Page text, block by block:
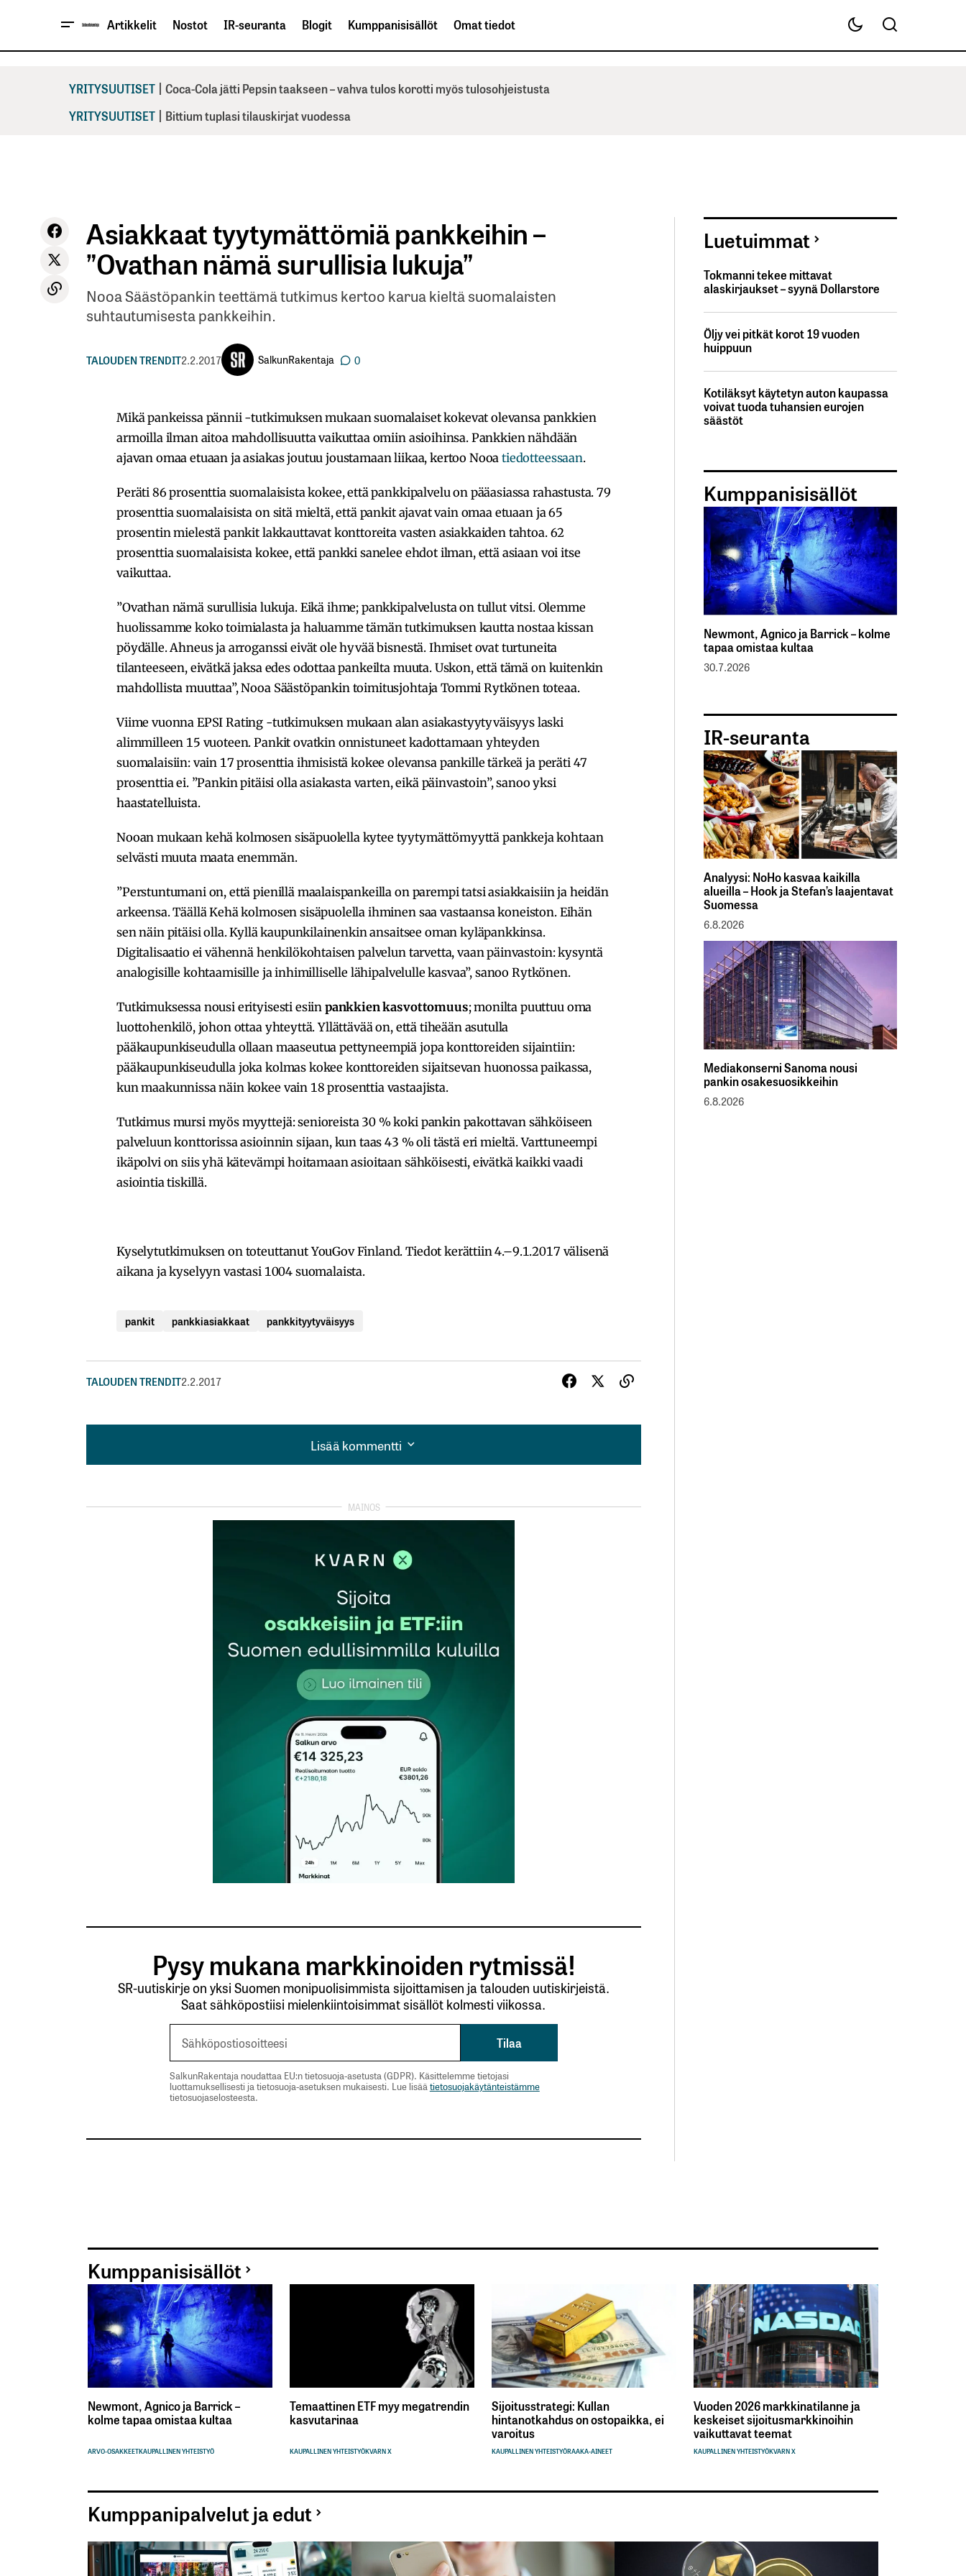
Artikkelit Nostot IR-seuranta Blogit Kumppanisisällöt Omat tiedot
YRITYSUUTISET | Coca-Cola jätti Pepsin taakseen – vahva tulos korotti myös tulosohjeistusta
YRITYSUUTISET | Bittium tuplasi tilauskirjat vuodessa
Asiakkaat tyytymättömiä pankkeihin –
”Ovathan nämä surullisia lukuja”
Nooa Säästöpankin teettämä tutkimus kertoo karua kieltä suomalaisten
suhtautumisesta pankkeihin.
TALOUDEN TRENDIT2.2.2017 SalkunRakentaja 0
Mikä pankeissa pännii -tutkimuksen mukaan suomalaiset kokevat olevansa pankkien
armoilla ilman aitoa mahdollisuutta vaikuttaa omiin asioihinsa. Pankkien nähdään
ajavan omaa etuaan ja asiakas joutuu joustamaan liikaa, kertoo Nooatiedotteessaan.
Peräti 86 prosenttia suomalaisista kokee, että pankkipalvelu on pääasiassa rahastusta. 79
prosenttia suomalaisista on sitä mieltä, että pankit ajavat vain omaa etuaan ja 65
prosentin mielestä pankit lakkauttavat konttoreita vasten asiakkaiden tahtoa. 62
prosenttia suomalaisista kokee, että pankki sanelee ehdot ilman, että asiaan voi itse
vaikuttaa.
”Ovathan nämä surullisia lukuja. Eikä ihme; pankkipalvelusta on tullut vitsi. Olemme
huolissamme koko toimialasta ja haluamme tämän tutkimuksen kautta nostaa kissan
pöydälle. Ahneus ja arroganssi eivät ole hyvää bisnestä. Ihmiset ovat turtuneita
tilanteeseen, eivätkä jaksa edes odottaa pankeilta muuta. Uskon, että tämä on kuitenkin
mahdollista muuttaa”, Nooa Säästöpankin toimitusjohtaja Tommi Rytkönen toteaa.
Viime vuonna EPSI Rating -tutkimuksen mukaan alan asiakastyytyväisyys laski
alimmilleen 15 vuoteen. Pankit ovatkin onnistuneet kadottamaan yhteyden
suomalaisiin: vain 17 prosenttia ihmisistä kokee olevansa pankille tärkeä ja peräti 47
prosenttia ei. ”Pankin pitäisi olla asiakasta varten, eikä päinvastoin”, sanoo yksi
haastatelluista.
Nooan mukaan kehä kolmosen sisäpuolella kytee tyytymättömyyttä pankkeja kohtaan
selvästi muuta maata enemmän.
”Perstuntumani on, että pienillä maalaispankeilla on parempi tatsi asiakkaisiin ja heidän
arkeensa. Täällä Kehä kolmosen sisäpuolella ihminen saa vastaansa koneiston. Eihän
sen näin pitäisi olla. Kyllä kaupunkilainenkin ansaitsee oman kyläpankkinsa.
Digitalisaatio ei vähennä henkilökohtaisen palvelun tarvetta, vaan päinvastoin: kysyntä
analogisille kohtaamisille ja inhimilliselle lähipalvelulle kasvaa”, sanoo Rytkönen.
Tutkimuksessa nousi erityisesti esiin pankkien kasvottomuus; monilta puuttuu oma
luottohenkilö, johon ottaa yhteyttä. Yllättävää on, että tiheään asutulla
pääkaupunkiseudulla ollaan maaseutua pettyneempiä jopa konttoreiden sijaintiin:
pääkaupunkiseudulla joka kolmas kokee konttoreiden sijaitsevan huonossa paikassa,
kun maakunnissa näin kokee vain 18 prosenttia vastaajista.
Tutkimus mursi myös myyttejä: senioreista 30 % koki pankin pakottavan sähköiseen
palveluun konttorissa asioinnin sijaan, kun taas 43 % oli tästä eri mieltä. Varttuneempi
ikäpolvi on siis yhä kätevämpi hoitamaan asioitaan sähköisesti, eivätkä kaikki vaadi
asiointia tiskillä.
Kyselytutkimuksen on toteuttanut YouGov Finland. Tiedot kerättiin 4.–9.1.2017 välisenä
aikana ja kyselyyn vastasi 1004 suomalaista.
pankit pankkiasiakkaat pankkityytyväisyys
TALOUDEN TRENDIT2.2.2017
Lisää kommentti
Lisää kommentti
Pakolliset kentät on merkitty
Sähköpostiosoitteesi
Pysy mukana markkinoiden rytmissä!
SR-uutiskirje on yksi Suomen monipuolisimmista sijoittamisen ja talouden uutiskirjeistä.
Saat sähköpostiisi mielenkiintoisimmat sisällöt kolmesti viikossa.
SalkunRakentaja noudattaa EU:n tietosuoja-asetusta (GDPR). Käsittelemme tietojasi
luottamuksellisesti ja tietosuoja-asetuksen mukaisesti. Lue lisäätietosuojakäytänteistämme
tietosuojaselosteesta.
Luetuimmat
Tokmanni tekee mittavat
alaskirjaukset – syynä Dollarstore
Öljy vei pitkät korot 19 vuoden
huippuun
Kotiläksyt käytetyn auton kaupassa
voivat tuoda tuhansien eurojen
säästöt
Kumppanisisällöt
Newmont, Agnico ja Barrick – kolme
tapaa omistaa kultaa
30.7.2026
IR-seuranta
Analyysi: NoHo kasvaa kaikilla
alueilla – Hook ja Stefan’s laajentavat
Suomessa
6.8.2026
Mediakonserni Sanoma nousi
pankin osakesuosikkeihin
6.8.2026
Kumppanisisällöt
Newmont, Agnico ja Barrick –
kolme tapaa omistaa kultaa
ARVO-OSAKKEETKAUPALLINEN YHTEISTYÖ
Temaattinen ETF myy megatrendin
kasvutarinaa
KAUPALLINEN YHTEISTYÖKVARN X
Sijoitusstrategi: Kullan
hintanotkahdus on ostopaikka, ei
varoitus
KAUPALLINEN YHTEISTYÖRAAKA-AINEET
Vuoden 2026 markkinatilanne ja
keskeiset sijoitusmarkkinoihin
vaikuttavat teemat
KAUPALLINEN YHTEISTYÖKVARN X
Kumppanipalvelut ja edut